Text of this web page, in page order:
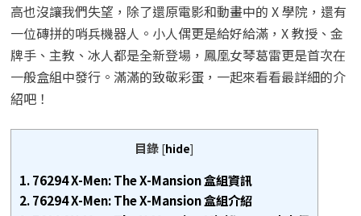
高也沒讓我們失望，除了還原電影和動畫中的 X 學院，還有
一位磚拼的哨兵機器人。小人偶更是給好給滿，X 教授、金
牌手、主教、冰人都是全新登場，鳳凰女琴葛雷更是首次在
一般盒組中發行。滿滿的致敬彩蛋，一起來看看最詳細的介
紹吧！
目錄 [hide]
1.76294 X-Men: The X-Mansion 盒組資訊
2.76294 X-Men: The X-Mansion 盒組介紹